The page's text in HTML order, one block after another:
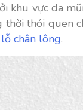
khu vực da
thói quen
chân lông.